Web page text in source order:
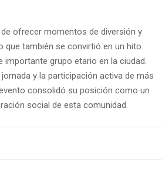
ofrecer momentos de diversión y
que también se convirtió en un hito
grupo etario en la ciudad.
y la participación activa de más
consolidó su posición como un
social de esta comunidad.